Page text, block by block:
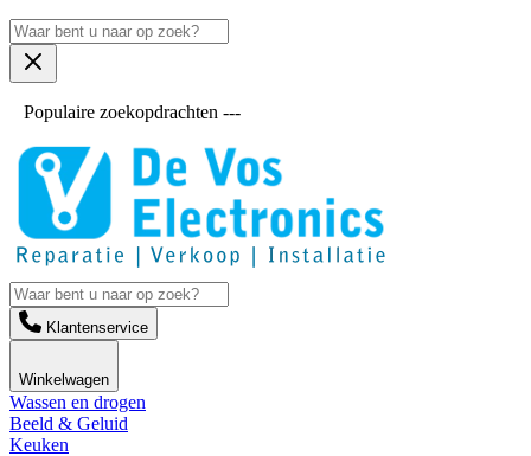
Populaire zoekopdrachten ---
Klantenservice
Winkelwagen
Wassen en drogen
Beeld & Geluid
Keuken